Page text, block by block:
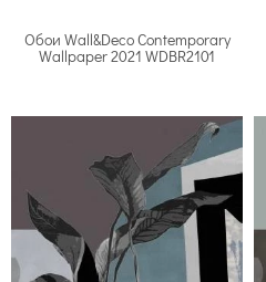
Обои Wall&Deco Contemporary
Wallpaper 2021 WDBR2101